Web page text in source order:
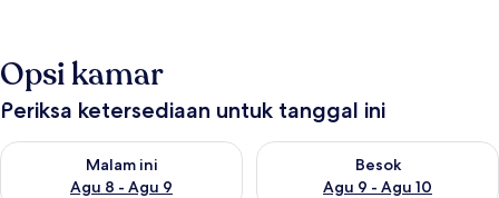
Opsi kamar
Periksa ketersediaan untuk tanggal ini
Malam ini
Agu 8 - Agu 9
Periksa ketersediaan untuk malam ini Agu 8 - Agu 9
Besok
Agu 9 - Agu 10
Periksa ketersediaan untuk